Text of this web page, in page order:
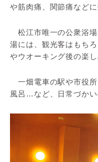
や筋肉痛、関節痛など
松江市唯一の公衆浴場
湯には、観光客はもち
やウオーキング後の楽
一畑電車の駅や市役所
風呂…など、日常づかい